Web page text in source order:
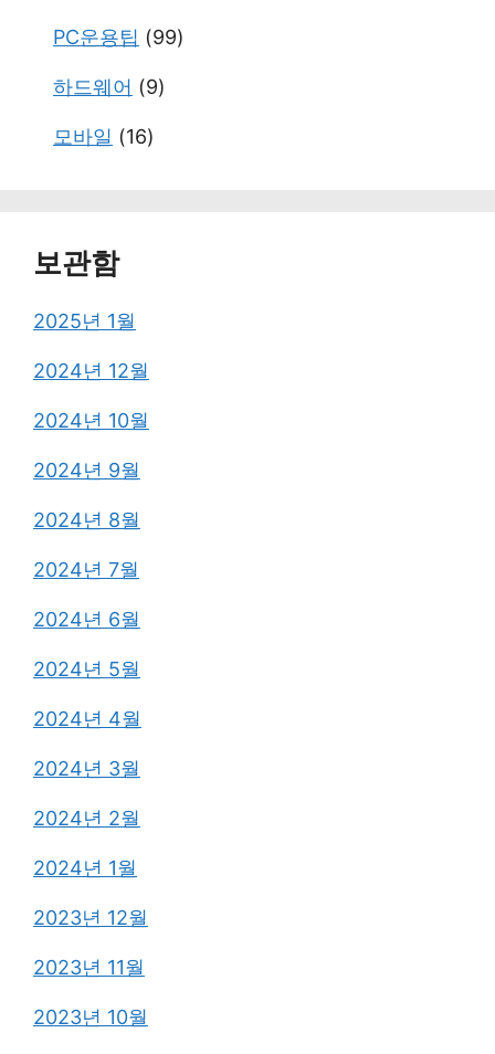
PC운용팁 (99)
하드웨어 (9)
모바일 (16)
보관함
2025년 1월
2024년 12월
2024년 10월
2024년 9월
2024년 8월
2024년 7월
2024년 6월
2024년 5월
2024년 4월
2024년 3월
2024년 2월
2024년 1월
2023년 12월
2023년 11월
2023년 10월